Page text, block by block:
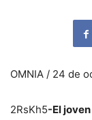
OMNIA / 24 de
2RsKh5-El